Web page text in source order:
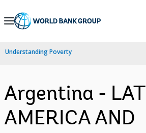
Skip
Navigation
Understanding Poverty
Argentina -
AMERICA AND